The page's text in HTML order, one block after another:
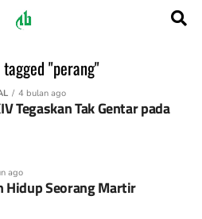
"perang"
4 bulan ago
Tegaskan Tak Gentar pada
ago
Hidup Seorang Martir